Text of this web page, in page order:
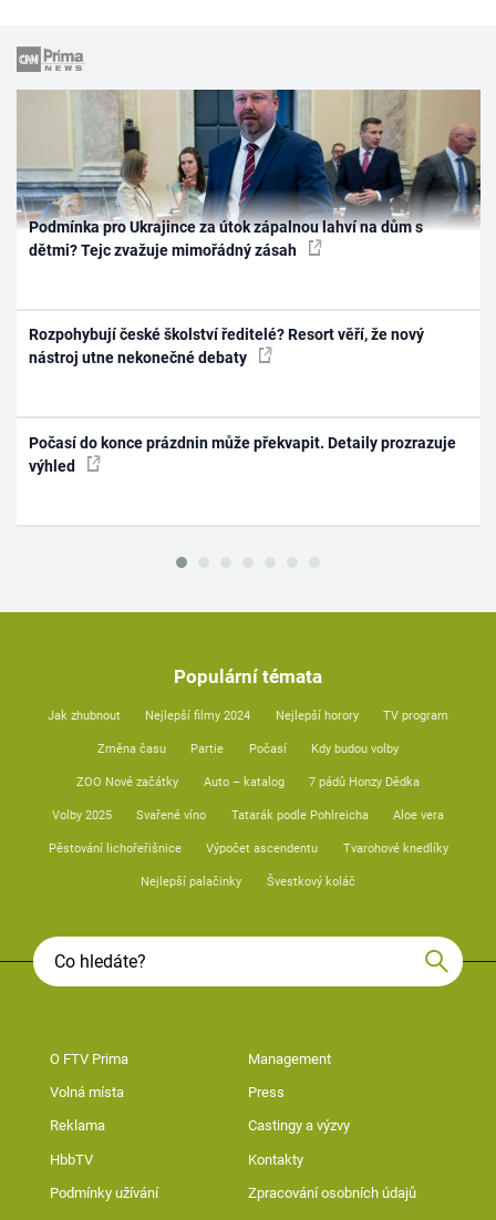
Podmínka pro Ukrajince za útok zápalnou lahví na dům s
dětmi? Tejc zvažuje mimořádný zásah
Rozpohybují české školství ředitelé? Resort věří, že nový
nástroj utne nekonečné debaty
Počasí do konce prázdnin může překvapit. Detaily prozrazuje
výhled
Populární témata
Jak zhubnout Nejlepší filmy 2024 Nejlepší horory TV program
Změna času Partie Počasí Kdy budou volby
ZOO Nové začátky Auto – katalog 7 pádů Honzy Dědka
Volby 2025 Svařené víno Tatarák podle Pohlreicha Aloe vera
Pěstování lichořeřišnice Výpočet ascendentu Tvarohové knedlíky
Nejlepší palačinky Švestkový koláč
O FTV Prima Management
Volná místa Press
Reklama Castingy a výzvy
HbbTV Kontakty
Podmínky užívání Zpracování osobních údajů